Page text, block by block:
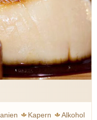
Kapern Alkohol